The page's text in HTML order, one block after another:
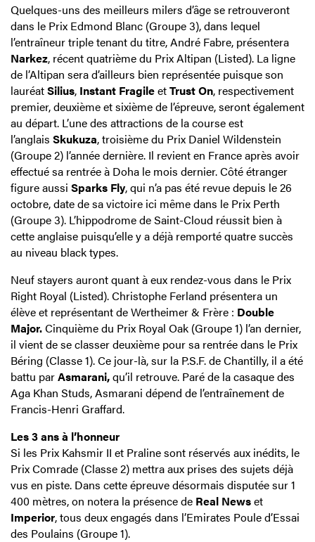
Quelques-uns des meilleurs milers d’âge se retrouveront
dans le Prix Edmond Blanc (Groupe 3), dans lequel
l’entraîneur triple tenant du titre, André Fabre, présentera
Narkez, récent quatrième du Prix Altipan (Listed). La ligne
de l’Altipan sera d’ailleurs bien représentée puisque son
lauréatSilius, Instant FragileetTrust On, respectivement
premier, deuxième et sixième de l’épreuve, seront également
au départ. L’une des attractions de la course est
l’anglais Skukuza, troisième du Prix Daniel Wildenstein
(Groupe 2) l’année dernière. Il revient en France après avoir
effectué sa rentrée à Doha le mois dernier. Côté étranger
figure aussi Sparks Fly, qui n’a pas été revue depuis le 26
octobre, date de sa victoire ici même dans le Prix Perth
(Groupe 3). L’hippodrome de Saint-Cloud réussit bien à
cette anglaise puisqu’elle y a déjà remporté quatre succès
au niveau black types.
Neuf stayers auront quant à eux rendez-vous dans le Prix
Right Royal (Listed). Christophe Ferland présentera un
élève et représentant de Wertheimer & Frère : Double
Major.Cinquième du Prix Royal Oak (Groupe 1) l’an dernier,
il vient de se classer deuxième pour sa rentrée dans le Prix
Béring (Classe 1). Ce jour-là, sur la P.S.F. de Chantilly, il a été
battu parAsmarani,qu’il retrouve. Paré de la casaque des
Aga Khan Studs, Asmarani dépend de l’entraînement de
Francis-Henri Graffard.
Les 3 ans à l’honneur
Si les Prix Kahsmir II et Praline sont réservés aux inédits, le
Prix Comrade (Classe 2) mettra aux prises des sujets déjà
vus en piste. Dans cette épreuve désormais disputée sur 1
400 mètres, on notera la présence de Real Newset
Imperior, tous deux engagés dans l’Emirates Poule d’Essai
des Poulains (Groupe 1).